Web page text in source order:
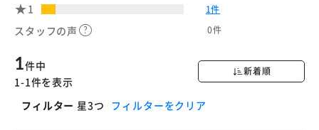
1 1件
スタッフの声 0件
新着順
1件中
1-1件を表示
フィルター 星3つ フィルターをクリア